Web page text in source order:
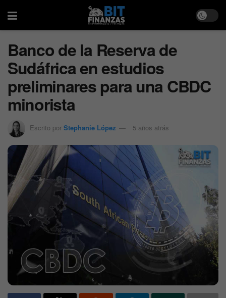
Banco de la Reserva de
Sudáfrica en estudios
preliminares para una CBDC
minorista
Escrito por Stephanie López 5 años atrás